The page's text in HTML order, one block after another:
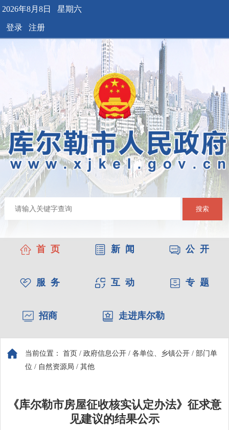
2026年8月8日 星期六
登录 注册
搜索
首 页 新 闻 公 开
服 务 互 动 专 题
招商 走进库尔勒
当前位置： 首页 / 政府信息公开 / 各单位、乡镇公开 / 部门单
位 / 自然资源局 / 其他
《库尔勒市房屋征收核实认定办法》征求意
见建议的结果公示